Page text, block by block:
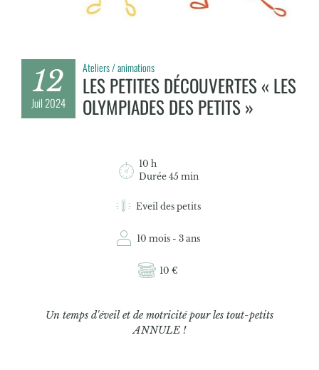
12
Juil 2024
Ateliers / animations
LES PETITES DÉCOUVERTES « LES
OLYMPIADES DES PETITS »
10 h
Durée 45 min
Eveil des petits
10 mois - 3 ans
10 €
Un temps d'éveil et de motricité pour les tout-petits
ANNULE !